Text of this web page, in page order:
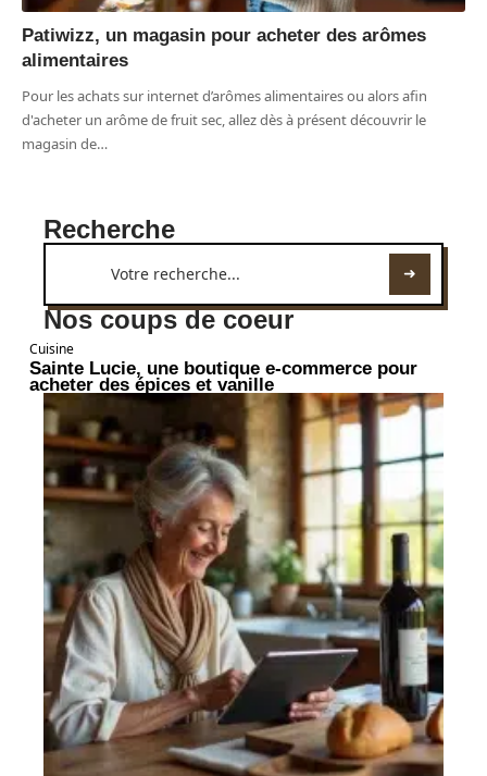
Patiwizz, un magasin pour acheter des arômes
alimentaires
Pour les achats sur internet d’arômes alimentaires ou alors afin
d'acheter un arôme de fruit sec, allez dès à présent découvrir le
magasin de…
Recherche
Nos coups de coeur
Cuisine
Sainte Lucie, une boutique e-commerce pour
acheter des épices et vanille